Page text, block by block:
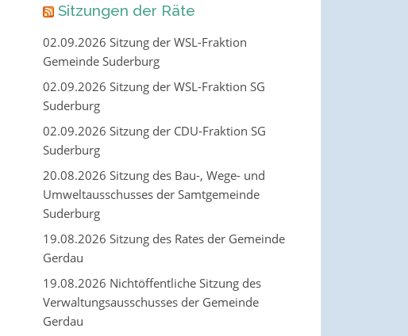
Sitzungen der Räte
02.09.2026 Sitzung der WSL-Fraktion
Gemeinde Suderburg
02.09.2026 Sitzung der WSL-Fraktion SG
Suderburg
02.09.2026 Sitzung der CDU-Fraktion SG
Suderburg
20.08.2026 Sitzung des Bau-, Wege- und
Umweltausschusses der Samtgemeinde
Suderburg
19.08.2026 Sitzung des Rates der Gemeinde
Gerdau
19.08.2026 Nichtöffentliche Sitzung des
Verwaltungsausschusses der Gemeinde
Gerdau